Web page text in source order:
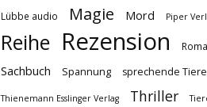
Lübbe audio Magie Mord Piper
Reihe Rezension
Sachbuch Spannung sprechende Tiere
Thienemann Esslinger Verlag Thriller